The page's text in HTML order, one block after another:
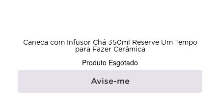
Caneca com Infusor Chá 350ml Reserve Um Tempo
para Fazer Cerâmica
Produto Esgotado
Avise-me